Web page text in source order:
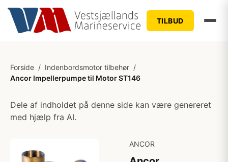
TILBUD
Forside / Indenbordsmotor tilbehør /
Ancor Impellerpumpe til Motor ST146
Dele af indholdet på denne side kan være genereret
med hjælp fra AI.
ANCOR